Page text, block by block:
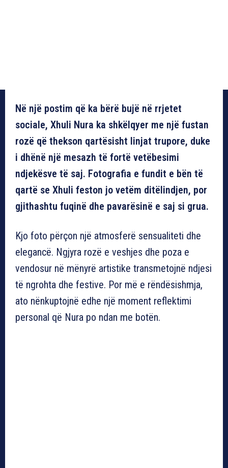
Në një postim që ka bërë bujë në rrjetet
sociale, Xhuli Nura ka shkëlqyer me një fustan
rozë që thekson qartësisht linjat trupore, duke
i dhënë një mesazh të fortë vetëbesimi
ndjekësve të saj. Fotografia e fundit e bën të
qartë se Xhuli feston jo vetëm ditëlindjen, por
gjithashtu fuqinë dhe pavarësinë e saj si grua.
Kjo foto përçon një atmosferë sensualiteti dhe
elegancë. Ngjyra rozë e veshjes dhe poza e
vendosur në mënyrë artistike transmetojnë ndjesi
të ngrohta dhe festive. Por më e rëndësishmja,
ato nënkuptojnë edhe një moment reflektimi
personal që Nura po ndan me botën.